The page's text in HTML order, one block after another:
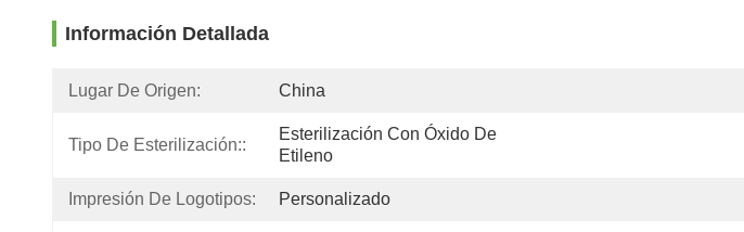
Información Detallada
Lugar De Origen: China
Tipo De Esterilización::
Esterilización Con Óxido De
Etileno
Impresión De Logotipos: Personalizado